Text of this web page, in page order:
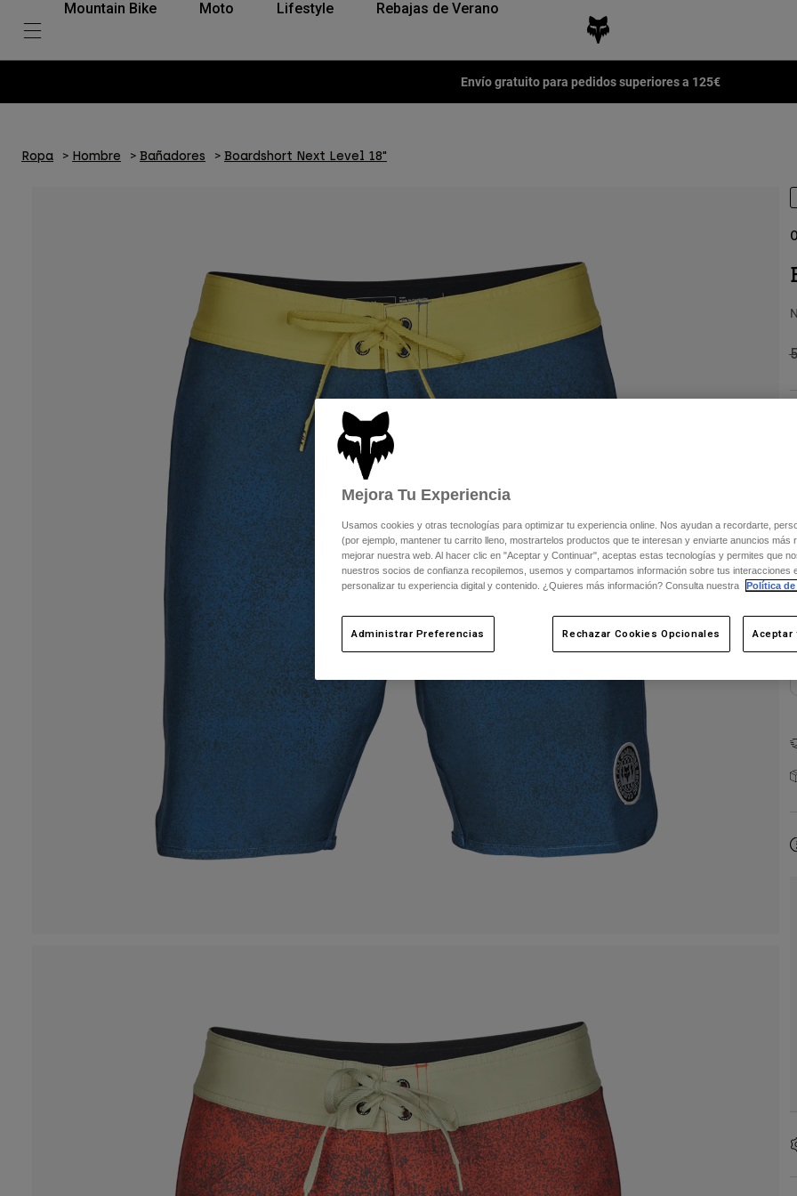
Mountain Bike Moto Lifestyle Rebajas de Verano
Envío gratuito para pedidos superiores a 125€
Ropa Hombre Bañadores Boardshort Next Level 18"
Mejora Tu Experiencia
Usamos cookies y otras tecnologías para optimizar tu experiencia online. Nos ayudan a recordarte,
(por ejemplo, mantener tu carrito lleno, mostrartelos productos que te interesan y enviarte anuncios más
mejorar nuestra web. Al hacer clic en "Aceptar y Continuar", aceptas estas tecnologías y permites que
nuestros socios de confianza recopilemos, usemos y compartamos información sobre tus interacciones
personalizar tu experiencia digital y contenido. ¿Quieres más información? Consulta nuestra
Política
Administrar Preferencias Rechazar Cookies Opcionales Aceptar